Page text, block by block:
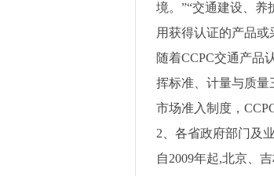
境。”“交通建设、
用获得认证的产品或
随着CCPC交通产品
挥标准、计量与质量
市场准入制度，
2 、各省政府部门及
自2009年起,北京、